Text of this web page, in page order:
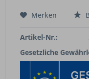
Merken
Artikel-Nr.:
Gesetzliche